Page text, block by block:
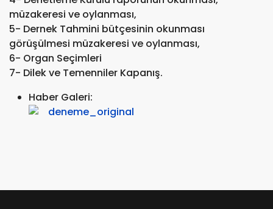
müzakeresi ve oylanması,
5- Dernek Tahmini bütçesinin okunması
görüşülmesi müzakeresi ve oylanması,
6- Organ Seçimleri
7- Dilek ve Temenniler Kapanış.
Haber Galeri: